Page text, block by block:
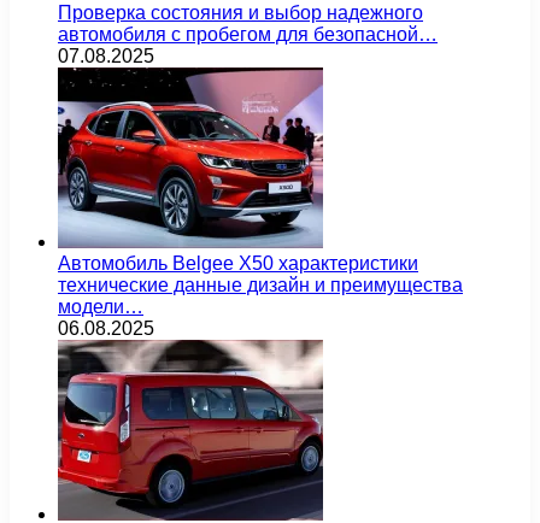
Проверка состояния и выбор надежного
автомобиля с пробегом для безопасной…
07.08.2025
Автомобиль Belgee X50 характеристики
технические данные дизайн и преимущества
модели…
06.08.2025